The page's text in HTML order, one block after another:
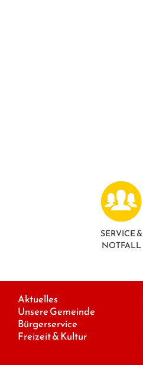
SERVICE &
NOTFALL
Aktuelles
Unsere Gemeinde
Bürgerservice
Freizeit & Kultur